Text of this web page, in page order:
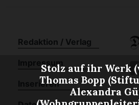
Stolz auf ihr Werk
Thomas Bopp
Alexandra
Redaktion / Verlag
Impressum
Inserieren